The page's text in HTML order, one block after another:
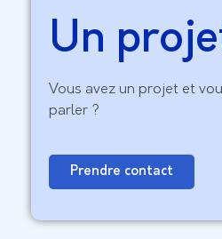
Un
Vous avez un projet et
parler ?
Prendre contact